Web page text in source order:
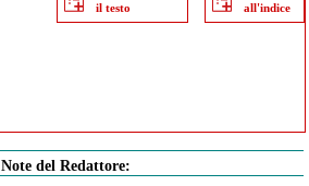
il testo
all'indice
Note del Redattore: